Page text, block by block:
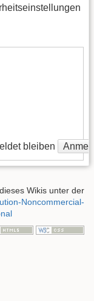
bleiben
Wikis unter der
Noncommercial-